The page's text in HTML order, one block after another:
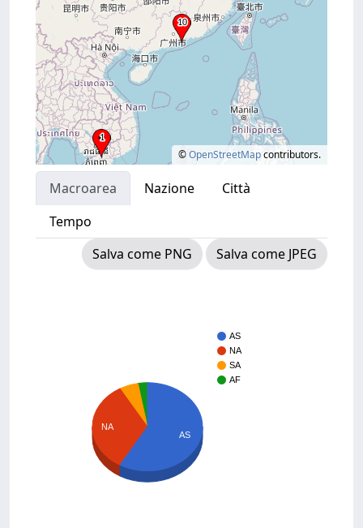
©OpenStreetMapcontributors.
Macroarea Nazione
Città
Tempo
Salva come PNG
Salva come JPEG
AS
NA
SA
AF
NA
AS